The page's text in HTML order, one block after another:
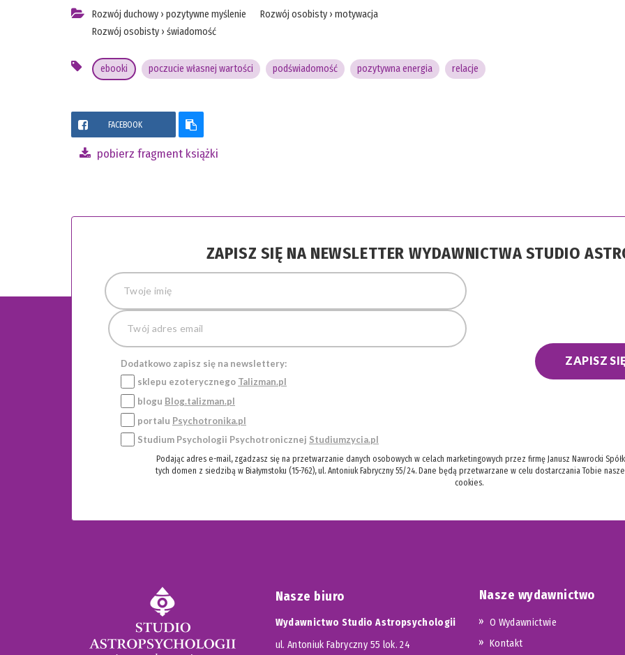
Rozwój duchowy › pozytywne myślenie
Rozwój osobisty › świadomość
Rozwój osobisty › motywacja
ebooki poczucie własnej wartości podświadomość pozytywna energia relacje
FACEBOOK
pobierz fragment książki
ZAPISZ SIĘ NA NEWSLETTER WYDAWNICTWA STUDIO
Dodatkowo zapisz się na newslettery:
sklepu ezoterycznego Talizman.pl
blogu Blog.talizman.pl
portalu Psychotronika.pl
Studium Psychologii Psychotronicznej Studiumzycia.pl
ZAPISZ
Podając adres e-mail, zgadzasz się na przetwarzanie danych osobowych w celach marketingowych przez firmę Janusz Nawrocki
tych domen z siedzibą w Białymstoku (15-762), ul. Antoniuk Fabryczny 55/24. Dane będą przetwarzane w celu dostarczania Tobie
cookies.
Nasze biuro
Wydawnictwo Studio Astropsychologii
ul. Antoniuk Fabryczny 55 lok. 24
Nasze wydawnictwo
O Wydawnictwie
Kontakt